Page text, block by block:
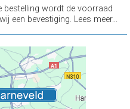
bestelling wordt de voorraad
een bevestiging. Lees meer...